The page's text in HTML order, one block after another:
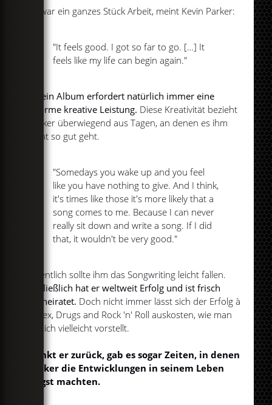
Es war ein ganzes Stück Arbeit, meint Kevin Parker:
"It feels good. I got so far to go. […] It
feels like my life can begin again."
So ein Album erfordert natürlich immer eine
enorme kreative Leistung. Diese Kreativität bezieht
Parker überwiegend aus Tagen, an denen es ihm
nicht so gut geht.
"Somedays you wake up and you feel
like you have nothing to give. And I think,
it's times like those it's more likely that a
song comes to me. Because I can never
really sit down and write a song. If I did
that, it wouldn't be very good."
Eigentlich sollte ihm das Songwriting leicht fallen.
Schließlich hat er weltweit Erfolg und ist frisch
verheiratet. Doch nicht immer lässt sich der Erfolg à
la Sex, Drugs and Rock 'n' Roll auskosten, wie man
es sich vielleicht vorstellt.
Denkt er zurück, gab es sogar Zeiten, in denen
Parker die Entwicklungen in seinem Leben
Angst machten.